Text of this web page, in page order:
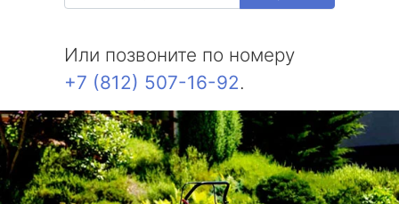
Или позвоните по номеру
+7 (812) 507-16-92.